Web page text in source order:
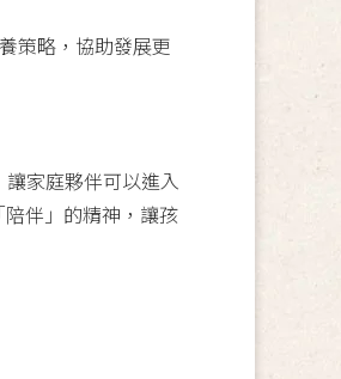
策略，協助發展更
家庭夥伴可以進入
伴」的精神，讓孩